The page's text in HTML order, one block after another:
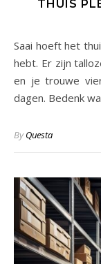
THUIS
Saai hoeft het thuis nooit te zijn, zeker niet als je een hond
hebt. Er zijn
en je trouwe
dagen. Bedenk
ByQuesta